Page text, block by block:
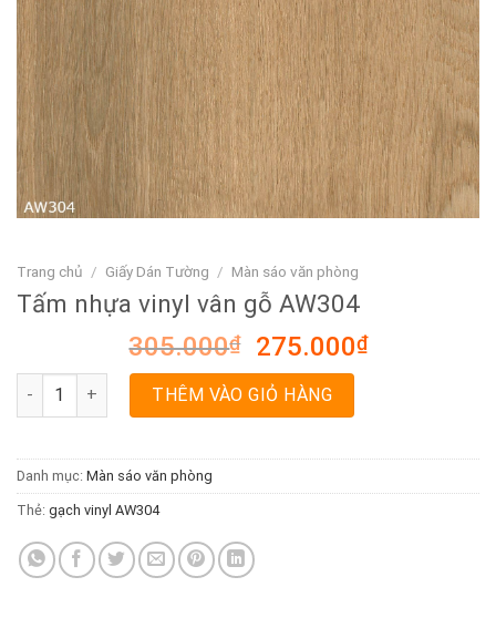
Trang chủ / Giấy Dán Tường / Màn sáo văn phòng
Tấm nhựa vinyl vân gỗ AW304
305.000₫
Giá
gốc
là:
305.000₫.
275.000₫Giá
275.000₫.
Tấm nhựa vinyl vân gỗ AW304 số lượng
THÊM VÀO GIỎ HÀNG
Danh mục: Màn sáo văn phòng
Thẻ: gạch vinyl AW304